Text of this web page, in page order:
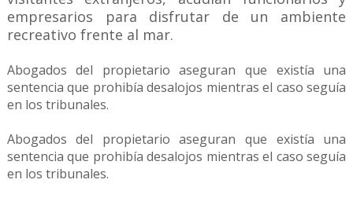
empresarios para disfrutar de un ambiente
recreativo frente al mar.
Abogados del propietario aseguran que existía una
sentencia que prohibía desalojos mientras el caso seguía
en los tribunales.
Abogados del propietario aseguran que existía una
sentencia que prohibía desalojos mientras el caso seguía
en los tribunales.